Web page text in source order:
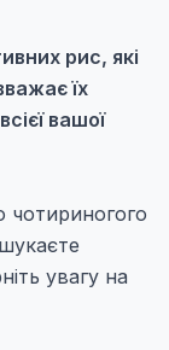
рис, які
їх
вашої
чотириногого
увагу на